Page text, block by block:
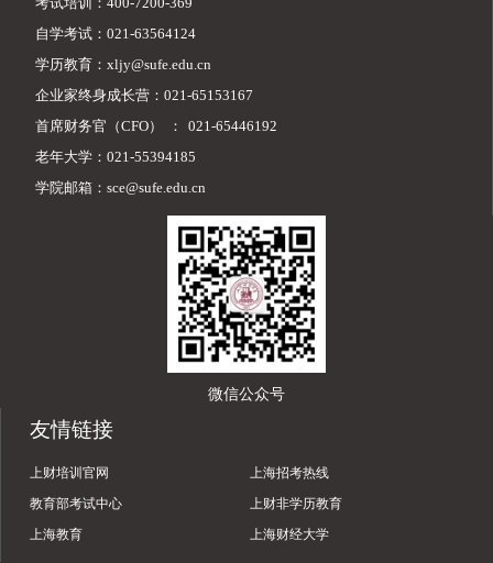
自学考试：021-63564124
学历教育：xljy@sufe.edu.cn
企业家终身成长营：021-65153167
首席财务官（CFO）
：
021-65446192
老年大学：021-55394185
学院邮箱：sce@sufe.edu.cn
微信公众号
友情链接
上财培训官网
上海招考热线
教育部考试中心
上财非学历教育
上海教育
上海财经大学